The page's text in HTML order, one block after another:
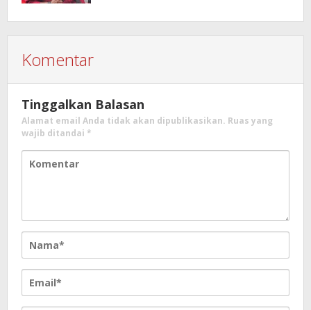
Komentar
Tinggalkan Balasan
Alamat email Anda tidak akan dipublikasikan. Ruas yang
wajib ditandai *